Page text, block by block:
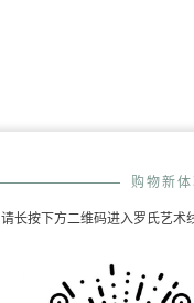
购物新体
请长按下方二维码进入罗氏艺术